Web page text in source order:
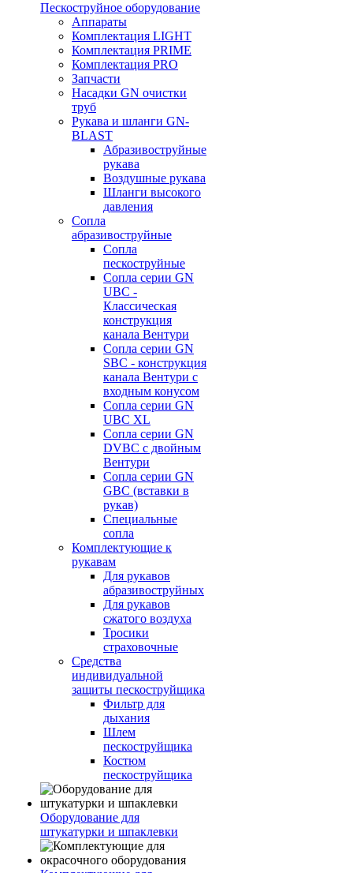
Пескоструйное оборудование
Аппараты
Комплектация LIGHT
Комплектация PRIME
Комплектация PRO
Запчасти
Насадки GN очистки
труб
Рукава и шланги GN-
BLAST
Абразивоструйные
рукава
Воздушные рукава
Шланги высокого
давления
Сопла
абразивоструйные
Сопла
пескоструйные
Сопла серии GN
UBC -
Классическая
конструкция
канала Вентури
Сопла серии GN
SBC - конструкция
канала Вентури c
входным конусом
Сопла серии GN
UBC XL
Сопла серии GN
DVBC с двойным
Вентури
Сопла серии GN
GBC (вставки в
рукав)
Специальные
сопла
Комплектующие к
рукавам
Для рукавов
абразивоструйных
Для рукавов
сжатого воздуха
Тросики
страховочные
Средства
индивидуальной
защиты пескоструйщика
Фильтр для
дыхания
Шлем
пескоструйщика
Костюм
пескоструйщика
Оборудование для
штукатурки и шпаклевки